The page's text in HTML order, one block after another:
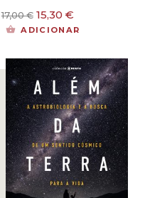
17,00€ O
preço
17,00 €.
15,30 €O
preço
15,30 €.
ADICIONAR